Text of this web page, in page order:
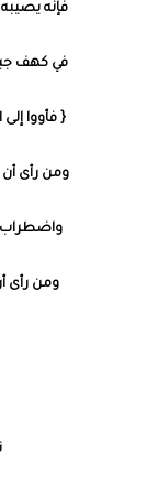
فإنه
في كهف
{ فأووا
ومن رأى
واضطراب
ومن رأى